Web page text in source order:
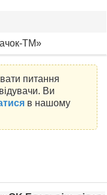
ТМ»
питання
Ви
в нашому